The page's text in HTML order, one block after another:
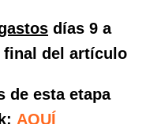
días 9 a
final del artículo
de esta etapa
AQUÍ